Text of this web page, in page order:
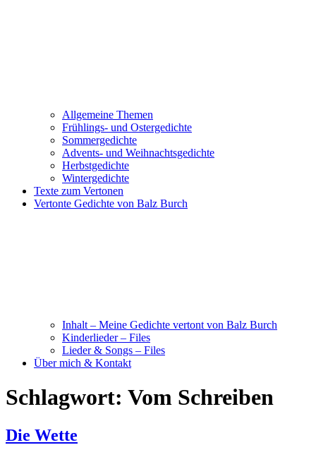
Allgemeine Themen
Frühlings- und Ostergedichte
Sommergedichte
Advents- und Weihnachtsgedichte
Herbstgedichte
Wintergedichte
Texte zum Vertonen
Vertonte Gedichte von Balz Burch
Inhalt – Meine Gedichte vertont von Balz Burch
Kinderlieder – Files
Lieder & Songs – Files
Über mich & Kontakt
Schlagwort: Vom Schreiben
Die Wette